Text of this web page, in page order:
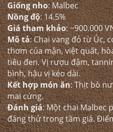
Giống nho: Malbec
Nồng độ: 14.5%
Giá tham khảo: ~900.000
Mô tả: Chai vang đỏ từ Úc,
thơm của mận, việt quất,
tiêu đen. Vị rượu đậm,
bình, hậu vị kéo dài.
Kết hợp món ăn: Thịt bò
mai cứng.
Đánh giá: Một chai Malbec
đáng thử trong tầm giá.